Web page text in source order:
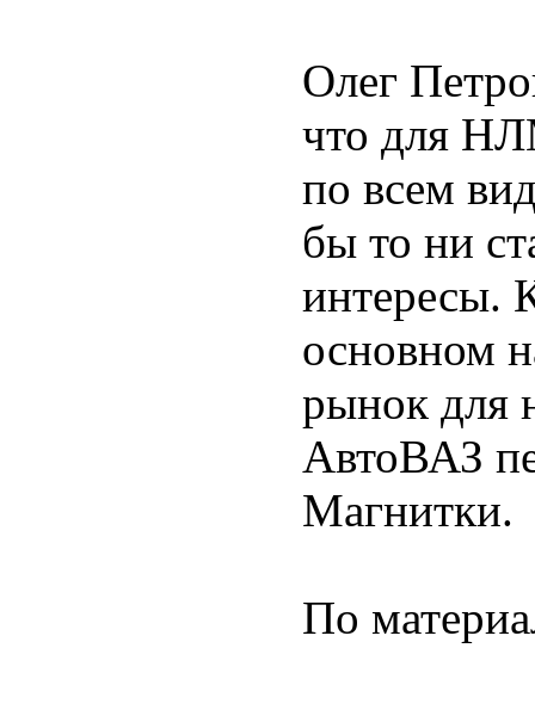
Олег
что для
по всем
бы то ни
интересы.
основном
рынок для
АвтоВАЗ
Магнитки.
По